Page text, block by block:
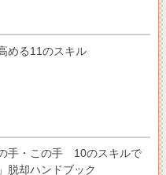
める11のスキル
手・この手 10のスキルで
脱却ハンドブック